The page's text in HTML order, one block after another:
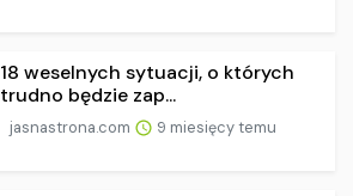
18 weselnych sytuacji, o których
trudno będzie zap...
jasnastrona.com 9 miesięcy temu